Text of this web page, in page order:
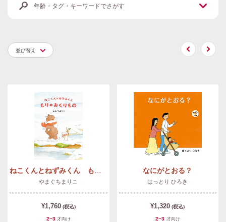
年齢・タグ・キーワードでさがす
並び替え
やまぐちまりこ
¥1,760 (税込)
2~3 才向け
なにがとおる？
はっとり ひろき
¥1,320 (税込)
2~3 才向け